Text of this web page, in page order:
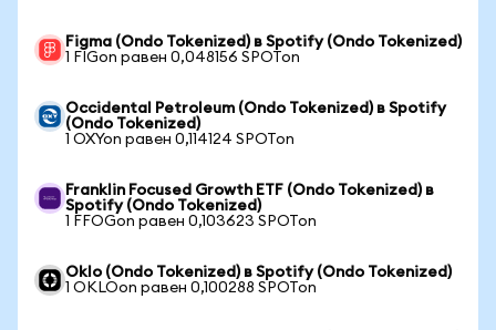
Figma (Ondo Tokenized) в Spotify (Ondo Tokenized)
1 FIGon равен 0,048156 SPOTon
Occidental Petroleum (Ondo Tokenized) в Spotify
(Ondo Tokenized)
1 OXYon равен 0,114124 SPOTon
Franklin Focused Growth ETF (Ondo Tokenized) в
Spotify (Ondo Tokenized)
1 FFOGon равен 0,103623 SPOTon
Oklo (Ondo Tokenized) в Spotify (Ondo Tokenized)
1 OKLOon равен 0,100288 SPOTon